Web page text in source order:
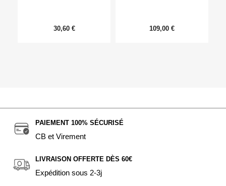
30,60 € 109,00 €
PAIEMENT 100% SÉCURISÉ
CB et Virement
LIVRAISON OFFERTE DÈS 60€
Expédition sous 2-3j